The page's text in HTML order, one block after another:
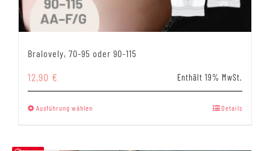
Bralovely, 70-95 oder 90-115
12,90 € Enthält 19% MwSt.
Ausführung wählen Details